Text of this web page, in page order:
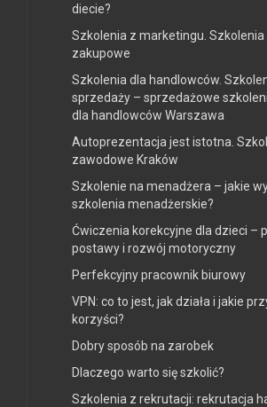
diecie?
Szkolenia z marketingu. Szkolenia
zakupowe
Szkolenia dla handlowców.
sprzedaży – sprzedażowe
dla handlowców Warszawa
Autoprezentacja jest istotna.
zawodowe Kraków
Szkolenie na menadżera – jakie
szkolenia menadżerskie?
Ćwiczenia korekcyjne dla dzieci –
postawy i rozwój motoryczny
Perfekcyjny pracownik biurowy
VPN: co to jest, jak działa i jakie
korzyści?
Dobry sposób na zarobek
Dlaczego warto się szkolić?
Szkolenia z rekrutacji: rekrutacja